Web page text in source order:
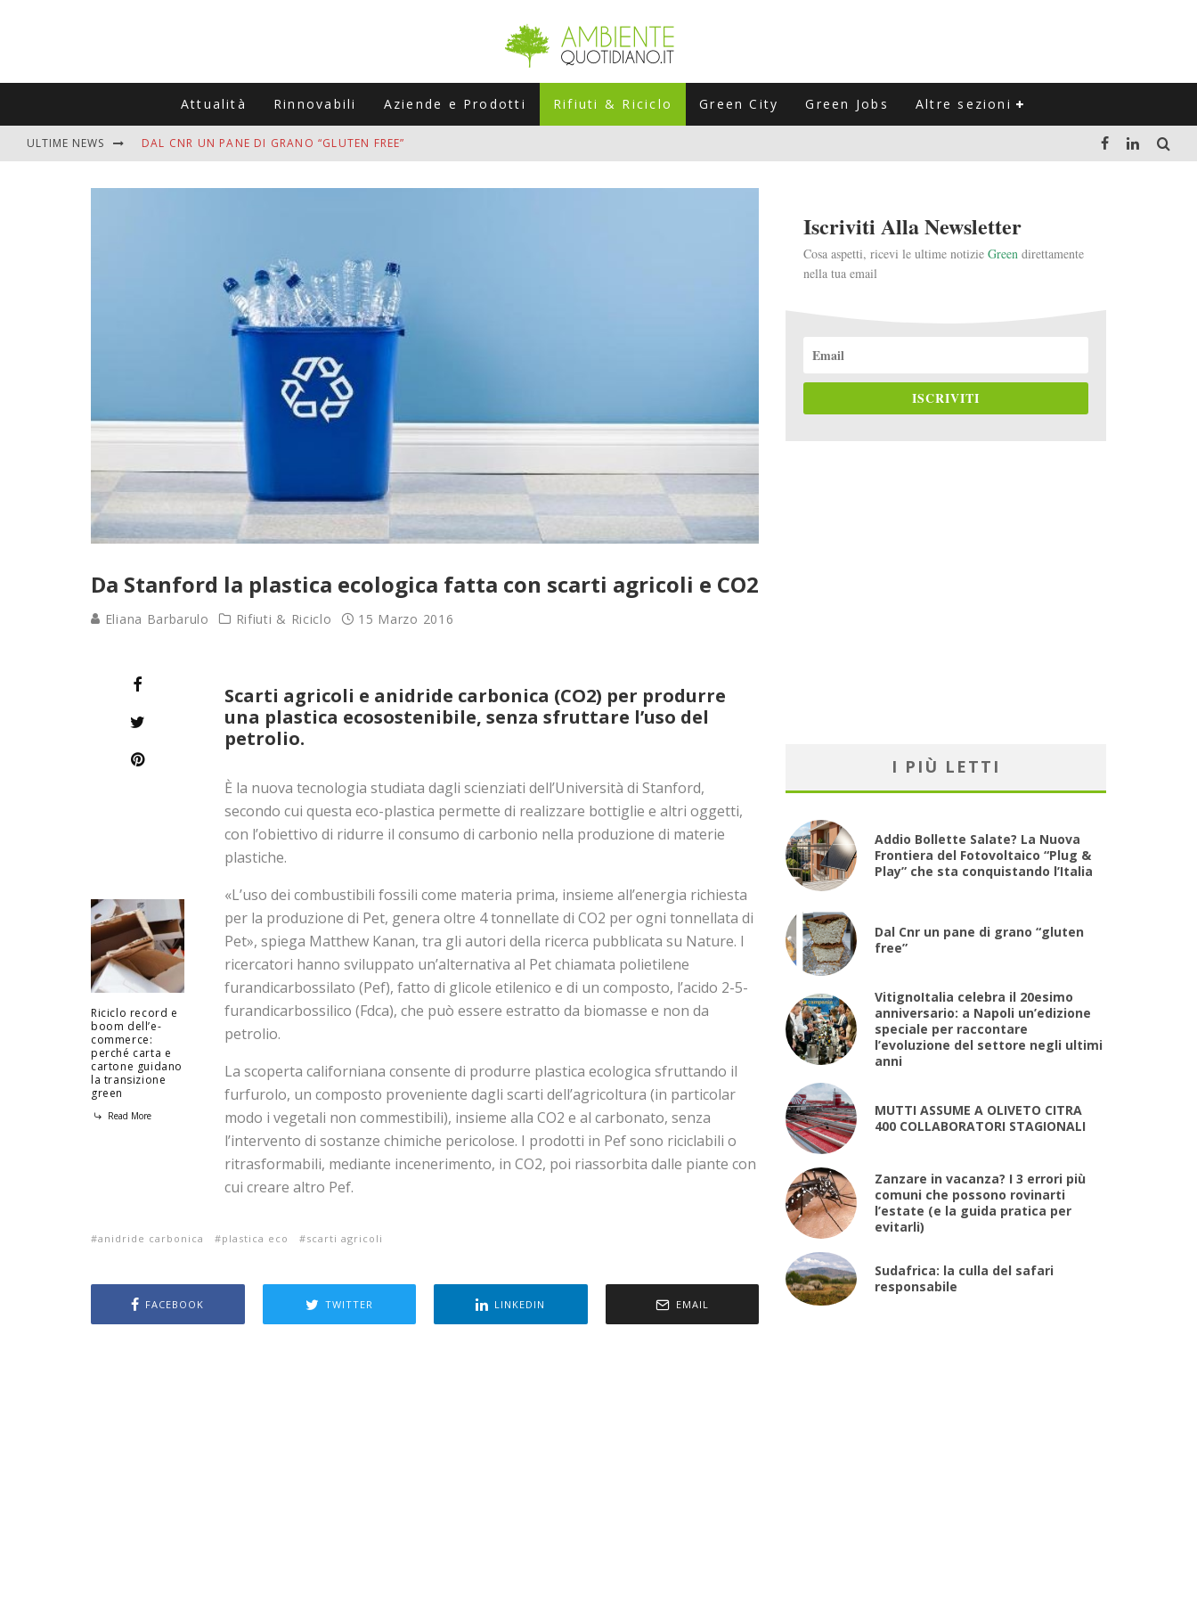
Attualità Rinnovabili Aziende e Prodotti Rifiuti & Riciclo Green City Green Jobs Altre sezioni
ULTIME NEWS DAL CNR UN PANE DI GRANO “GLUTEN FREE”
ZANZARE IN VACANZA? I 3 ERRORI PIÙ COMUNI CHE POSSONO ROVINARTI L’ESTATE (E LA GUIDA PRATICA PER EVITARLI)
ADDIO BOLLETTE SALATE? LA NUOVA FRONTIERA DEL FOTOVOLTAICO "PLUG & PLAY" CHE STA CONQUISTANDO L'ITALIA
Da Stanford la plastica ecologica fatta con scarti agricoli e CO2
Eliana Barbarulo Rifiuti & Riciclo 15 Marzo 2016
Riciclo record e
boom dell’e-
commerce:
perché carta e
cartone guidano
la transizione
green
Read More
Scarti agricoli e anidride carbonica (CO2) per produrre
una plastica ecosostenibile, senza sfruttare l’uso del
petrolio.
È la nuova tecnologia studiata dagli scienziati dell’Università di Stanford,
secondo cui questa eco-plastica permette di realizzare bottiglie e altri oggetti,
con l’obiettivo di ridurre il consumo di carbonio nella produzione di materie
plastiche.
«L’uso dei combustibili fossili come materia prima, insieme all’energia richiesta
per la produzione di Pet, genera oltre 4 tonnellate di CO2 per ogni tonnellata di
Pet», spiega Matthew Kanan, tra gli autori della ricerca pubblicata su Nature. I
ricercatori hanno sviluppato un’alternativa al Pet chiamata polietilene
furandicarbossilato (Pef), fatto di glicole etilenico e di un composto, l’acido 2-5-
furandicarbossilico (Fdca), che può essere estratto da biomasse e non da
petrolio.
La scoperta californiana consente di produrre plastica ecologica sfruttando il
furfurolo, un composto proveniente dagli scarti dell’agricoltura (in particolar
modo i vegetali non commestibili), insieme alla CO2 e al carbonato, senza
l’intervento di sostanze chimiche pericolose. I prodotti in Pef sono riciclabili o
ritrasformabili, mediante incenerimento, in CO2, poi riassorbita dalle piante con
cui creare altro Pef.
anidride carbonica plastica eco scarti agricoli
FACEBOOK TWITTER LINKEDIN EMAIL
Iscriviti Alla Newsletter
Cosa aspetti, ricevi le ultime notizie Green direttamente
nella tua email
ISCRIVITI
I PIÙ LETTI
Addio Bollette Salate? La Nuova
Frontiera del Fotovoltaico “Plug &
Play” che sta conquistando l’Italia
Dal Cnr un pane di grano “gluten
free”
VitignoItalia celebra il 20esimo
anniversario: a Napoli un’edizione
speciale per raccontare
l’evoluzione del settore negli ultimi
anni
MUTTI ASSUME A OLIVETO CITRA
400 COLLABORATORI STAGIONALI
Zanzare in vacanza? I 3 errori più
comuni che possono rovinarti
l’estate (e la guida pratica per
evitarli)
Sudafrica: la culla del safari
responsabile